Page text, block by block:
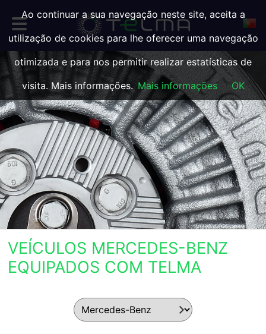
VEÍCULOS MERCEDES-BENZ
EQUIPADOS COM TELMA
Ao continuar a sua navegação neste site, aceita a
utilização de cookies para lhe oferecer uma navegação
otimizada e para nos permitir realizar estatísticas de
visita. Mais informações. Mais informações OK